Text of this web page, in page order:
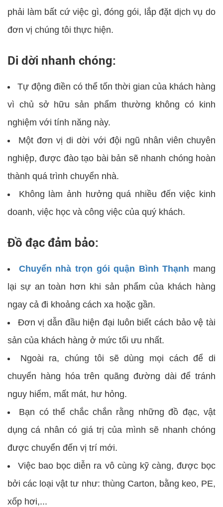
phải làm bất cứ việc gì, đóng gói, lắp đặt dịch vụ do
đơn vị chúng tôi thực hiện.
Di dời nhanh chóng:
Tự động điền có thể tốn thời gian của khách hàng
vì chủ sở hữu sản phẩm thường không có kinh
nghiệm với tính năng này.
Một đơn vị di dời với đội ngũ nhân viên chuyên
nghiệp, được đào tạo bài bản sẽ nhanh chóng hoàn
thành quá trình chuyển nhà.
Không làm ảnh hưởng quá nhiều đến việc kinh
doanh, việc học và công việc của quý khách.
Đồ đạc đảm bảo:
Chuyển nhà trọn gói quận Bình Thạnh mang
lại sự an toàn hơn khi sản phẩm của khách hàng
ngay cả đi khoảng cách xa hoặc gần.
Đơn vị dẫn đầu hiện đại luôn biết cách bảo vệ tài
sản của khách hàng ở mức tối ưu nhất.
Ngoài ra, chúng tôi sẽ dùng mọi cách để di
chuyển hàng hóa trên quãng đường dài để tránh
nguy hiểm, mất mát, hư hỏng.
Bạn có thể chắc chắn rằng những đồ đạc, vật
dụng cá nhân có giá trị của mình sẽ nhanh chóng
được chuyển đến vị trí mới.
Việc bao bọc diễn ra vô cùng kỹ càng, được bọc
bởi các loại vật tư như: thùng Carton, bằng keo, PE,
xốp hơi,...